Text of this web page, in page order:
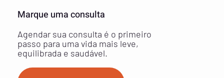
Marque uma consulta
Agendar sua consulta é o primeiro
passo para uma vida mais leve,
equilibrada e saudável.